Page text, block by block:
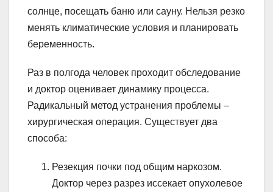
солнце, посещать баню или сауну. Нельзя резко
менять климатические условия и планировать
беременность.
Раз в полгода человек проходит обследование
и доктор оценивает динамику процесса.
Радикальный метод устранения проблемы –
хирургическая операция. Существует два
способа:
Резекция почки под общим наркозом.
Доктор через разрез иссекает опухолевое